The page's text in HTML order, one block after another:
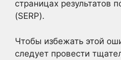
страницах результатов
(SERP).
Чтобы избежать этой
следует провести